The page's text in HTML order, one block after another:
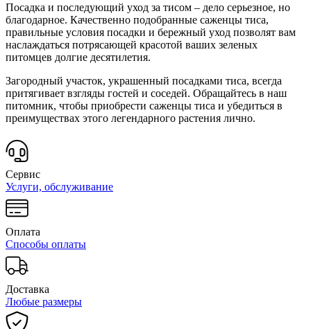
Посадка и последующий уход за тисом – дело серьезное, но
благодарное. Качественно подобранные саженцы тиса,
правильные условия посадки и бережный уход позволят вам
наслаждаться потрясающей красотой ваших зеленых
питомцев долгие десятилетия.
Загородный участок, украшенный посадками тиса, всегда
притягивает взгляды гостей и соседей. Обращайтесь в наш
питомник, чтобы приобрести саженцы тиса и убедиться в
преимуществах этого легендарного растения лично.
Сервис
Услуги, обслуживание
Оплата
Способы оплаты
Доставка
Любые размеры